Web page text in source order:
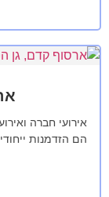
אירועי חברה
הם הזדמנות